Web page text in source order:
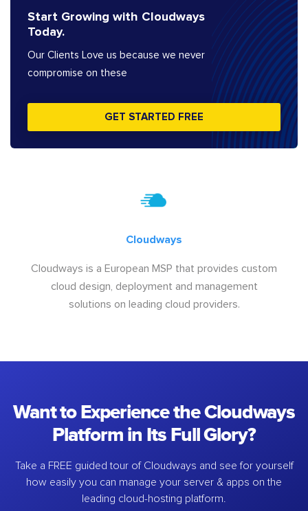
Start Growing with Cloudways
Today.
Our Clients Love us because we never
compromise on these
GET STARTED FREE
Cloudways
Cloudways is a European MSP that provides custom
cloud design, deployment and management
solutions on leading cloud providers.
Want to Experience the Cloudways
Platform in Its Full Glory?
Take a FREE guided tour of Cloudways and see for yourself
how easily you can manage your server & apps on the
leading cloud-hosting platform.